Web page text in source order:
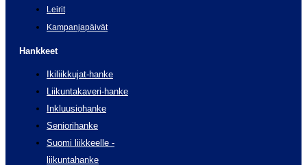
Leirit
Kampanjapäivät
Hankkeet
Ikiliikkujat-hanke
Liikuntakaveri-hanke
Inkluusiohanke
Seniorihanke
Suomi liikkeelle -
liikuntahanke